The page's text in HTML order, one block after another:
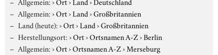
Allgemein:›Ort›Land›Großbritannien
Land (heute):›Ort›Land›Großbritannien
Herstellungsort:›Ort›Ortsnamen A-Z›Berlin
Allgemein:›Ort›Ortsnamen A-Z›Merseburg